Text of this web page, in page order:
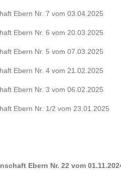
Ebern Nr. 7 vom 03.04.2025
Ebern Nr. 6 vom 20.03.2025
Ebern Nr. 5 vom 07.03.2025
Ebern Nr. 4 vom 21.02.2025
Ebern Nr. 3 vom 06.02.2025
Ebern Nr. 1/2 vom 23.01.2025
Ebern Nr. 22 vom